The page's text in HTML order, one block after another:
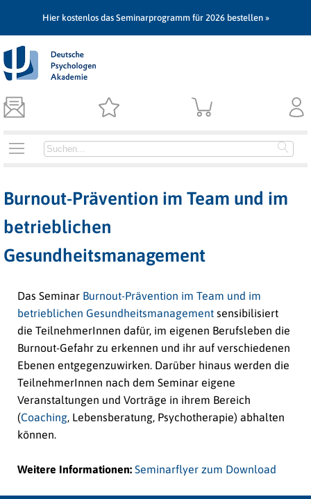
Hier kostenlos das Seminarprogramm für 2026 bestellen »
Burnout-Prävention im Team und im
betrieblichen
Gesundheitsmanagement
Das Seminar Burnout-Prävention im Team und im
betrieblichen Gesundheitsmanagement sensibilisiert
die TeilnehmerInnen dafür, im eigenen Berufsleben die
Burnout-Gefahr zu erkennen und ihr auf verschiedenen
Ebenen entgegenzuwirken. Darüber hinaus werden die
TeilnehmerInnen nach dem Seminar eigene
Veranstaltungen und Vorträge in ihrem Bereich
(Coaching, Lebensberatung, Psychotherapie) abhalten
können.
Weitere Informationen: Seminarflyer zum Download